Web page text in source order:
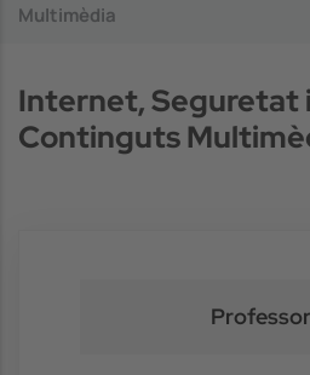
Multimèdia
Internet, Seguretat
Continguts